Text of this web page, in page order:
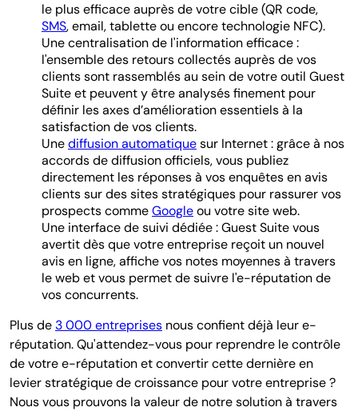
le plus efficace auprès de votre cible (QR code,
SMS, email, tablette ou encore technologie NFC).
Une centralisation de l'information efficace :
l'ensemble des retours collectés auprès de vos
clients sont rassemblés au sein de votre outil Guest
Suite et peuvent y être analysés finement pour
définir les axes d’amélioration essentiels à la
satisfaction de vos clients.
Unediffusion automatiquesur Internet : grâce à nos
accords de diffusion officiels, vous publiez
directement les réponses à vos enquêtes en avis
clients sur des sites stratégiques pour rassurer vos
prospects commeGoogleou votre site web.
Une interface de suivi dédiée :Guest Suite vous
avertit dès que votre entreprise reçoit un nouvel
avis en ligne, affiche vos notes moyennes à travers
le web et vous permet de suivre l'e-réputation de
vos concurrents.
Plus de 3 000 entreprises nous confient déjà leur e-
réputation. Qu'attendez-vous pour reprendre le contrôle
de votre e-réputation et convertir cette dernière en
levier stratégique de croissance pour votre entreprise ?
Nous vous prouvons la valeur de notre solution à travers